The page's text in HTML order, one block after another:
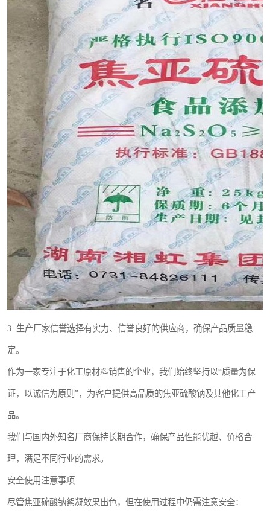
3. 生产厂家信誉选择有实力、信誉良好的供应商，确保产品质量稳
定。
作为一家专注于化工原材料销售的企业，我们始终坚持以“质量为保
证，以诚信为原则”，为客户提供高品质的焦亚硫酸钠及其他化工产
品。
我们与国内外知名厂商保持长期合作，确保产品性能优越、价格合
理，满足不同行业的需求。
安全使用注意事项
尽管焦亚硫酸钠絮凝效果出色，但在使用过程中仍需注意安全：